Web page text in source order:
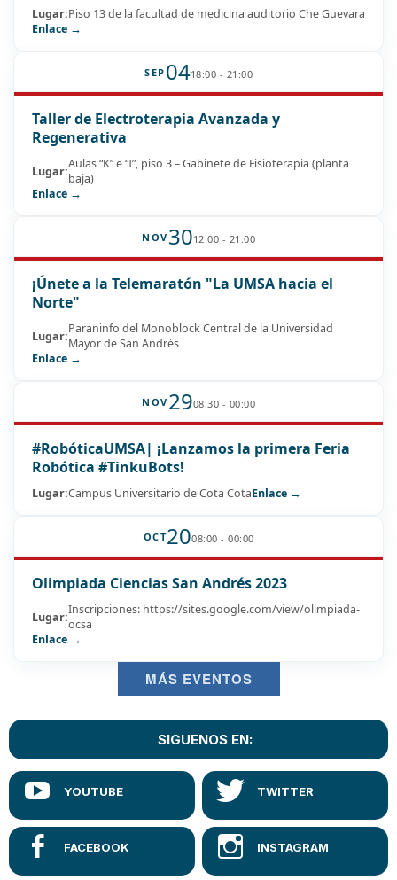
Lugar:Piso 13 de la facultad de medicina auditorio Che Guevara
Enlace →
SEP 0418:00 - 21:00
Taller de Electroterapia Avanzada y
Regenerativa
Lugar:Aulas “K” e “I”, piso 3 – Gabinete de Fisioterapia (planta
baja)
Enlace →
NOV 3012:00 - 21:00
¡Únete a la Telemaratón "La UMSA hacia el
Norte"
Lugar:Paraninfo del Monoblock Central de la Universidad
Mayor de San Andrés
Enlace →
NOV 2908:30 - 00:00
#RobóticaUMSA| ¡Lanzamos la primera Feria
Robótica #TinkuBots!
Lugar:Campus Universitario de Cota CotaEnlace →
OCT2008:00 - 00:00
Olimpiada Ciencias San Andrés 2023
Lugar:Inscripciones: https://sites.google.com/view/olimpiada-
ocsa
Enlace →
MÁS EVENTOS
SIGUENOS EN: